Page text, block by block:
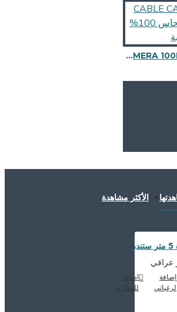
CABLE CAMERA 100M CARBON RJ-6 نحاس 100% كيبل كاميرة مراقبة
الأكثر مشاهدة
اضافة
للمقارنة